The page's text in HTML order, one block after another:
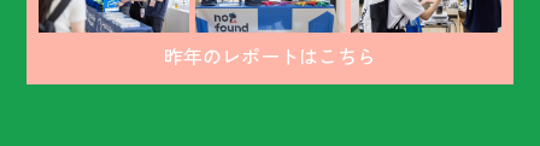
昨年のレポートはこちら